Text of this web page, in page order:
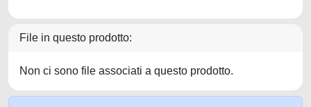
File in questo prodotto:
Non ci sono file associati a questo prodotto.